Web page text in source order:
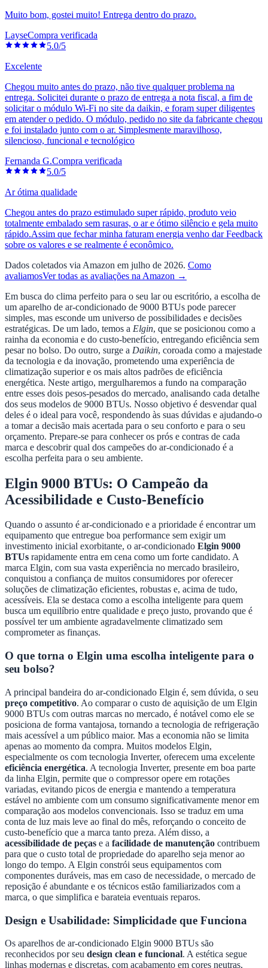
Muito bom, gostei muito! Entrega dentro do prazo.
LayseCompra verificada
5.0/5
Excelente
Chegou muito antes do prazo, não tive qualquer problema na
entrega. Solicitei durante o prazo de entrega a nota fiscal, a fim de
solicitar o módulo Wi-Fi no site da daikin, e foram super diligentes
em atender o pedido. O módulo, pedido no site da fabricante chegou
e foi instalado junto com o ar. Simplesmente maravilhoso,
silencioso, funcional e tecnológico
Fernanda G.Compra verificada
5.0/5
Ar ótima qualidade
Chegou antes do prazo estimulado super rápido, produto veio
totalmente embalado sem rasuras, o ar e ótimo silêncio e gela muito
rápido.Assim que fechar minha faturam energia venho dar Feedback
sobre os valores e se realmente é econômico.
Dados coletados via Amazon em julho de 2026. Como
avaliamosVer todas as avaliações na Amazon →
Em busca do clima perfeito para o seu lar ou escritório, a escolha de
um aparelho de ar-condicionado de 9000 BTUs pode parecer
simples, mas esconde um universo de possibilidades e decisões
estratégicas. De um lado, temos a Elgin, que se posicionou como a
rainha da economia e do custo-benefício, entregando eficiência sem
pesar no bolso. Do outro, surge a Daikin, coroada como a majestade
da tecnologia e da inovação, prometendo uma experiência de
climatização superior e os mais altos padrões de eficiência
energética. Neste artigo, mergulharemos a fundo na comparação
entre esses dois pesos-pesados do mercado, analisando cada detalhe
dos seus modelos de 9000 BTUs. Nosso objetivo é desvendar qual
deles é o ideal para você, respondendo às suas dúvidas e ajudando-o
a tomar a decisão mais acertada para o seu conforto e para o seu
orçamento. Prepare-se para conhecer os prós e contras de cada
marca e descobrir qual dos campeões do ar-condicionado é a
escolha perfeita para o seu ambiente.
Elgin 9000 BTUs: O Campeão da
Acessibilidade e Custo-Benefício
Quando o assunto é ar-condicionado e a prioridade é encontrar um
equipamento que entregue boa performance sem exigir um
investimento inicial exorbitante, o ar-condicionado Elgin 9000
BTUs rapidamente entra em cena como um forte candidato. A
marca Elgin, com sua vasta experiência no mercado brasileiro,
conquistou a confiança de muitos consumidores por oferecer
soluções de climatização eficientes, robustas e, acima de tudo,
acessíveis. Ela se destaca como a escolha inteligente para quem
busca um equilíbrio entre qualidade e preço justo, provando que é
possível ter um ambiente agradavelmente climatizado sem
comprometer as finanças.
O que torna o Elgin uma escolha inteligente para o
seu bolso?
A principal bandeira do ar-condicionado Elgin é, sem dúvida, o seu
preço competitivo. Ao comparar o custo de aquisição de um Elgin
9000 BTUs com outras marcas no mercado, é notável como ele se
posiciona de forma vantajosa, tornando a tecnologia de refrigeração
mais acessível a um público maior. Mas a economia não se limita
apenas ao momento da compra. Muitos modelos Elgin,
especialmente os com tecnologia Inverter, oferecem uma excelente
eficiência energética. A tecnologia Inverter, presente em boa parte
da linha Elgin, permite que o compressor opere em rotações
variadas, evitando picos de energia e mantendo a temperatura
estável no ambiente com um consumo significativamente menor em
comparação aos modelos convencionais. Isso se traduz em uma
conta de luz mais leve ao final do mês, reforçando o conceito de
custo-benefício que a marca tanto preza. Além disso, a
acessibilidade de peças e a facilidade de manutenção contribuem
para que o custo total de propriedade do aparelho seja menor ao
longo do tempo. A Elgin constrói seus equipamentos com
componentes duráveis, mas em caso de necessidade, o mercado de
reposição é abundante e os técnicos estão familiarizados com a
marca, o que simplifica e barateia eventuais reparos.
Design e Usabilidade: Simplicidade que Funciona
Os aparelhos de ar-condicionado Elgin 9000 BTUs são
reconhecidos por seu design clean e funcional. A estética segue
linhas modernas e discretas, com acabamento em cores neutras,